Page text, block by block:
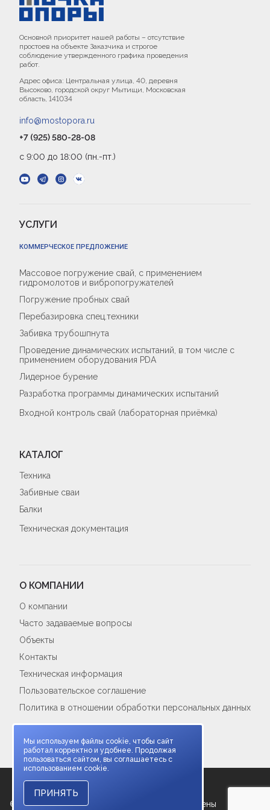
Основной приоритет нашей работы – отсутствие
простоев на объекте Заказчика и строгое
соблюдение утвержденного графика проведения
работ.
Адрес офиса: Центральная улица, 40, деревня
Высоково, городской округ Мытищи, Московская
область, 141034
info@mostopora.ru
+7 (925) 580-28-08
с 9:00 до 18:00 (пн.-пт.)
УСЛУГИ
КОММЕРЧЕСКОЕ ПРЕДЛОЖЕНИЕ
Массовое погружение свай, с применением
гидромолотов и вибропогружателей
Погружение пробных свай
Перебазировка спец.техники
Забивка трубошпнута
Проведение динамических испытаний, в том числе с
применением оборудования PDA
Лидерное бурение
Разработка программы динамических испытаний
Входной контроль свай (лабораторная приёмка)
КАТАЛОГ
Техника
Забивные сваи
Балки
Техническая документация
О КОМПАНИИ
О компании
Часто задаваемые вопросы
Объекты
Контакты
Техническая информация
Пользовательское соглашение
Политика в отношении обработки персональных данных
Cookie-политика
©2026 - ООО "Точка опоры" | Все права защищены
Мы используем файлы cookie, чтобы сайт
работал корректно и удобнее. Продолжая
пользоваться сайтом, вы соглашаетесь с
использованием cookie.
ПРИНЯТЬ